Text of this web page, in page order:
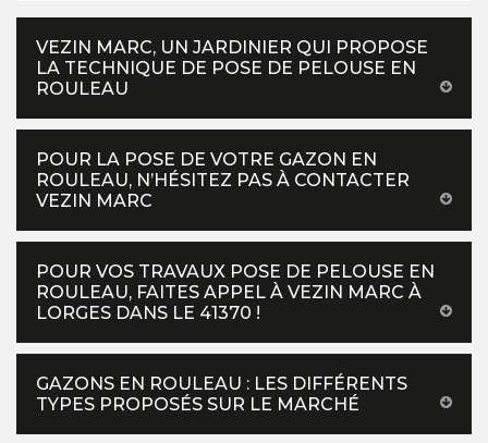
VEZIN MARC, UN JARDINIER QUI PROPOSE
LA TECHNIQUE DE POSE DE PELOUSE EN
ROULEAU
POUR LA POSE DE VOTRE GAZON EN
ROULEAU, N’HÉSITEZ PAS À CONTACTER
VEZIN MARC
POUR VOS TRAVAUX POSE DE PELOUSE EN
ROULEAU, FAITES APPEL À VEZIN MARC À
LORGES DANS LE 41370 !
GAZONS EN ROULEAU : LES DIFFÉRENTS
TYPES PROPOSÉS SUR LE MARCHÉ